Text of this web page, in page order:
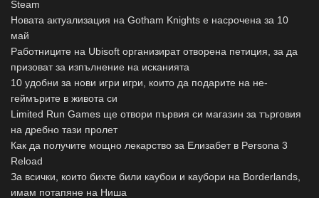
Steam
Новата актуализация на Gotham Knights е насрочена за 10
май
Работниците на Ubisoft организират отворена петиция, за да
призоват за изпълнение на исканията
10 удобни за нови игри игри, които да подарите на не-
геймърите в живота си
Limited Run Games ще отвори първия си магазин за търговия
на дребно тази пролет
Как да получите мощно лекарство за Елизабет в Persona 3
Reload
За всички, които бихте били каубои и каубори на Borderlands,
имам потапяне на Ниша